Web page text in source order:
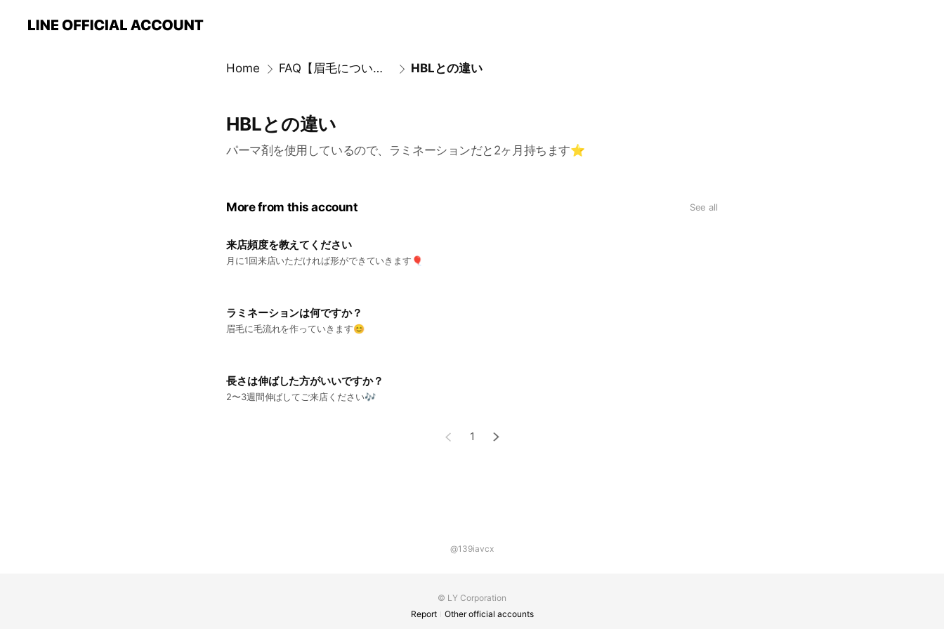
Home FAQ【眉毛について】 HBLとの違い
HBLとの違い
パーマ剤を使用しているので、ラミネーションだと2ヶ月持ちます⭐
More from this account See all
来店頻度を教えてください
月に1回来店いただければ形ができていきます🎈
ラミネーションは何ですか？
眉毛に毛流れを作っていきます😊
長さは伸ばした方がいいですか？
2〜3週間伸ばしてご来店ください🎶
1
@139iavcx
© LY Corporation
Report
Other official accounts